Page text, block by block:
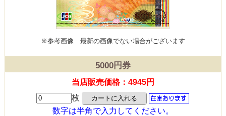
※参考画像 最新の画像でない場合がございます
5000円券
当店販売価格：4945円
枚
数字は半角で入力してください。